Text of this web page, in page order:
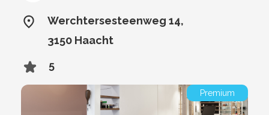
Werchtersesteenweg 14,
3150 Haacht
5
Premium